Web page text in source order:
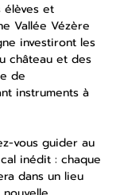
élèves et
Vallée Vézère
investiront les
château et des
de
instruments à
vous guider au
inédit : chaque
dans un lieu